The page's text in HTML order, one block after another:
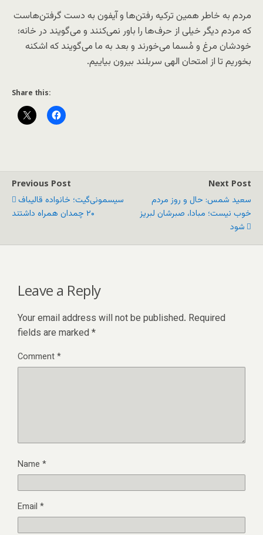
مردم به خاطر همین ترکیه رفتن‌‌ها و آیفون به دست گرفتن‌هاست
که مردم دیگر خیلی از حرف‌ها را باور نمی‌کنند و می‌گویند در خانه؛
خودشان مرغ و مُسما می‌خورند و بعد به ما می‌گویند که اشکنه
بخوریم تا از امتحان الهی سربلند بیرون بیاییم. ‌
Share this:
Previous Post
سیسمونی‌گیت؛ خانواده قالیباف
۲۰ چمدان همراه داشتند
Next Post
سعید شمس: حال و روز مردم
خوب نیست؛ مبادا، صبرشان لبریز
شود
Leave a Reply
Your email address will not be published. Required
fields are marked *
Comment*
Name *
Email *